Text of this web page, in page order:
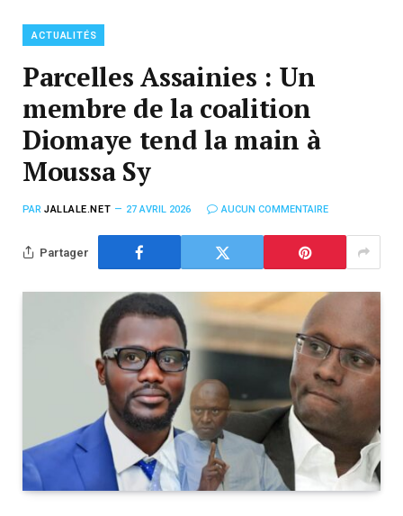
ACTUALITÉS
Parcelles Assainies : Un
membre de la coalition
Diomaye tend la main à
Moussa Sy
PAR JALLALE.NET 27 AVRIL 2026 AUCUN COMMENTAIRE
Partager